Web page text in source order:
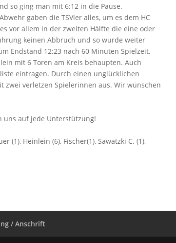
so ging man mit 6:12 in die Pause.
gaben die TSVler alles, um es dem HC
vor allem in der zweiten Hälfte die eine oder
keinen Abbruch und so wurde weiter
Endstand 12:23 nach 60 Minuten Spielzeit.
mit 6 Toren am Kreis behaupten. Auch
eintragen. Durch einen unglücklichen
zwei verletzen Spielerinnen aus. Wir wünschen
uns auf jede Unterstützung!
(1), Heinlein (6), Fischer(1), Sawatzki C. (1),
/ Anschrift